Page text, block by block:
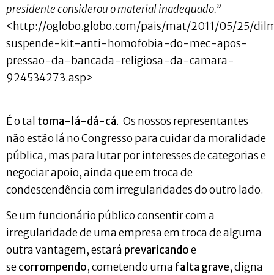
presidente considerou o material inadequado.”
<http://oglobo.globo.com/pais/mat/2011/05/25/
suspende-kit-anti-homofobia-do-mec-apos-
pressao-da-bancada-religiosa-da-camara-
924534273.asp>
É o tal toma-lá-dá-cá. Os nossos representantes
não estão lá no Congresso para cuidar da moralidade
pública, mas para lutar por interesses de categorias e
negociar apoio, ainda que em troca de
condescendência com irregularidades do outro lado.
Se um funcionário público consentir com a
irregularidade de uma empresa em troca de alguma
outra vantagem, estará prevaricandoe
secorrompendo, cometendo uma falta grave, digna